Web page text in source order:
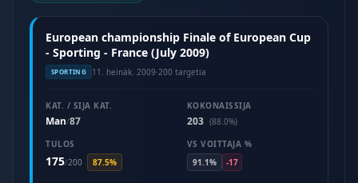
European championship Finale of European Cup
- Sporting - France (July 2009)
SPORTING 11. heinäk. 2009·200 targetia
KAT. / SIJA KAT.
Man/87
KOKONAISSIJA
203 (88.0%)
TULOS
175/200 87.5%
VS VOITTAJA %
91.1%
-17